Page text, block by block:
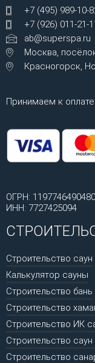
+7 (495) 989-10-
+7 (926) 011-21-
ab@superspa.ru
Москва,
Красногорск,
Принимаем к оплате:
ОГРН: 1197746490480
ИНН: 7727425094
Строительство саун
Калькулятор сауны
Строительство бань
Строительство
Строительство ИК
Строительство
Строительство